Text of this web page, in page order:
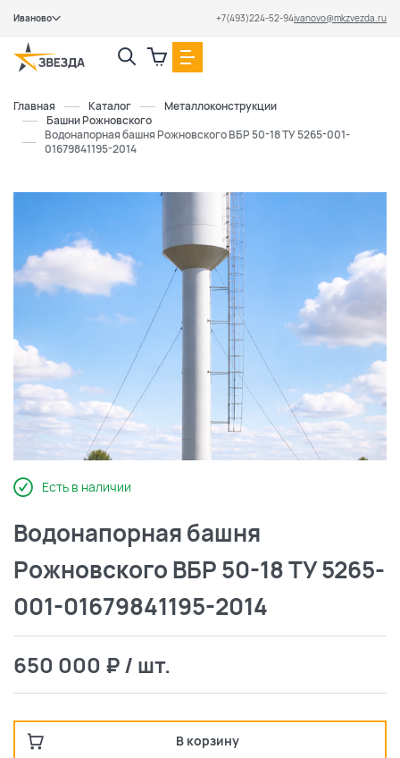
Иваново +7(493)224-52-94ivanovo@mkzvezda.ru
Главная Каталог
Металлоконструкции
Башни Рожновского
Водонапорная башня Рожновского ВБР 50-18 ТУ 5265-001-
01679841195-2014
Есть в наличии
Водонапорная башня
Рожновского ВБР 50-18 ТУ 5265-
001-01679841195-2014
650 000 ₽ / шт.
В корзину